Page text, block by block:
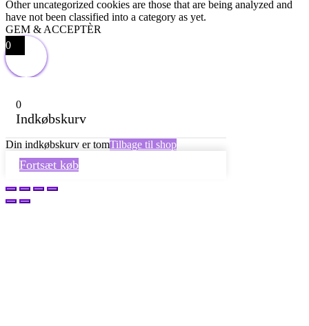
Other uncategorized cookies are those that are being analyzed and
have not been classified into a category as yet.
GEM & ACCEPTÈR
0
0
Indkøbskurv
Din indkøbskurv er tomTilbage til shop
Fortsæt køb